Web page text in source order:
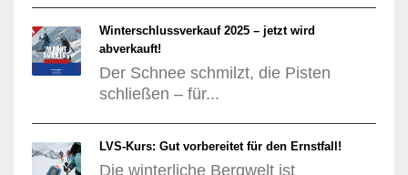
Winterschlussverkauf 2025 – jetzt wird
abverkauft!
Der Schnee schmilzt, die Pisten
schließen – für...
LVS-Kurs: Gut vorbereitet für den Ernstfall!
Die winterliche Bergwelt ist